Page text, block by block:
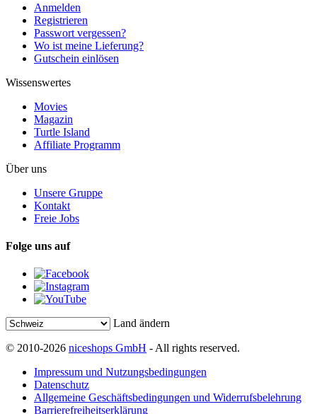
Anmelden
Registrieren
Passwort vergessen?
Wo ist meine Lieferung?
Gutschein einlösen
Wissenswertes
Movies
Magazin
Turtle Island
Affiliate Programm
Über uns
Unsere Gruppe
Kontakt
Freie Jobs
Folge uns auf
Land ändern
© 2010-2026 niceshops GmbH - All rights reserved.
Impressum und Nutzungsbedingungen
Datenschutz
Allgemeine Geschäftsbedingungen und Widerrufsbelehrung
Barrierefreiheitserklärung